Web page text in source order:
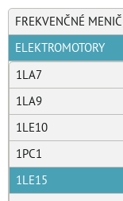
FREKVENČNÉ
ELEKTROMOTORY
1LA7
1LA9
1LE10
1PC1
1LE15